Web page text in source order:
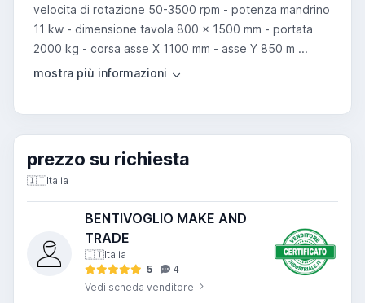
velocita di rotazione 50-3500 rpm - potenza mandrino
11 kw - dimensione tavola 800 x 1500 mm - portata
2000 kg - corsa asse X 1100 mm - asse Y 850 m ...
prezzo su richiesta
🇮🇹Italia
BENTIVOGLIO MAKE AND
TRADE
🇮🇹Italia
5
4
Vedi scheda venditore